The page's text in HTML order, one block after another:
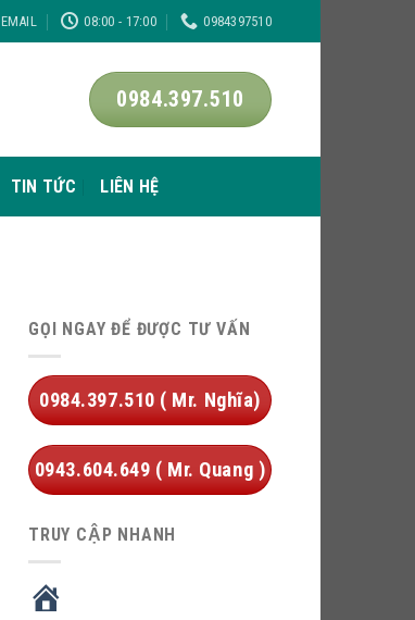
EMAIL 08:00 - 17:00 0984397510
0984.397.510
TIN TỨC LIÊN HỆ
GỌI NGAY ĐỂ ĐƯỢC TƯ VẤN
0984.397.510 ( Mr. Nghĩa)
0943.604.649 ( Mr. Quang )
TRUY CẬP NHANH